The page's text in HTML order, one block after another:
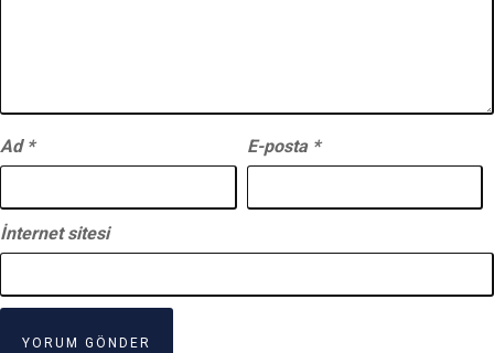
Ad * E-posta *
İnternet sitesi